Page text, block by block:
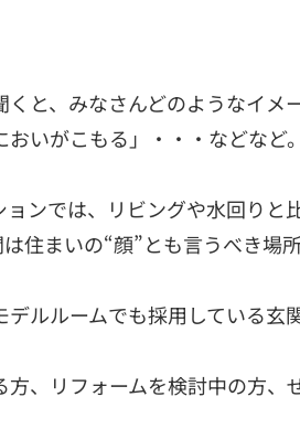
くと、みなさんどのようなイ
おいがこもる」・・・などな
ンでは、リビングや水回りと
住まいの“顔”とも言うべき
デルルームでも採用している
、リフォームを検討中の方、